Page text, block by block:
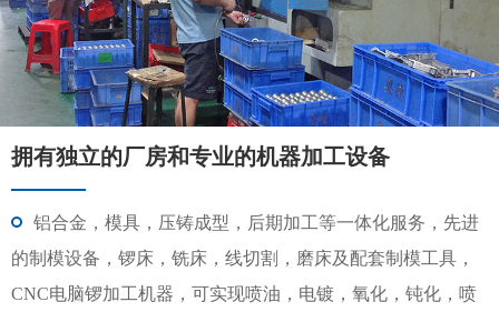
拥有独立的厂房和专业的机器加工设备
铝合金，模具，压铸成型，后期加工等一体化服务，先进
的制模设备，锣床，铣床，线切割，磨床及配套制模工具，
CNC电脑锣加工机器，可实现喷油，电镀，氧化，钝化，喷